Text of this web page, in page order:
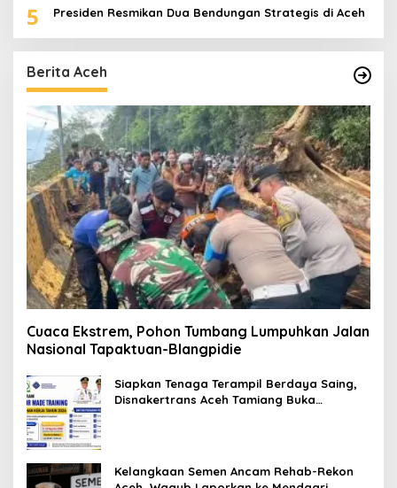
5 Presiden Resmikan Dua Bendungan Strategis di Aceh
Berita Aceh
Cuaca Ekstrem, Pohon Tumbang Lumpuhkan Jalan
Nasional Tapaktuan-Blangpidie
Siapkan Tenaga Terampil Berdaya Saing,
Disnakertrans Aceh Tamiang Buka
Kelangkaan Semen Ancam Rehab-Rekon